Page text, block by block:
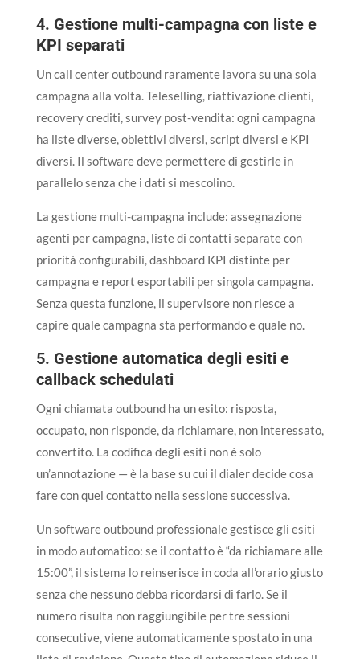
4. Gestione multi-campagna con liste e
KPI separati
Un call center outbound raramente lavora su una sola
campagna alla volta. Teleselling, riattivazione clienti,
recovery crediti, survey post-vendita: ogni campagna
ha liste diverse, obiettivi diversi, script diversi e KPI
diversi. Il software deve permettere di gestirle in
parallelo senza che i dati si mescolino.
La gestione multi-campagna include: assegnazione
agenti per campagna, liste di contatti separate con
priorità configurabili, dashboard KPI distinte per
campagna e report esportabili per singola campagna.
Senza questa funzione, il supervisore non riesce a
capire quale campagna sta performando e quale no.
5. Gestione automatica degli esiti e
callback schedulati
Ogni chiamata outbound ha un esito: risposta,
occupato, non risponde, da richiamare, non interessato,
convertito. La codifica degli esiti non è solo
un’annotazione — è la base su cui il dialer decide cosa
fare con quel contatto nella sessione successiva.
Un software outbound professionale gestisce gli esiti
in modo automatico: se il contatto è “da richiamare alle
15:00”, il sistema lo reinserisce in coda all’orario giusto
senza che nessuno debba ricordarsi di farlo. Se il
numero risulta non raggiungibile per tre sessioni
consecutive, viene automaticamente spostato in una